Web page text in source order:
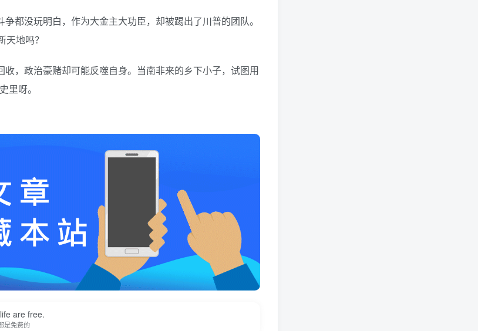
都没玩明白，作为大金主大功臣，却被踢出了川普的团队。
地吗？
，政治豪赌却可能反噬自身。当南非来的乡下小子，试图用
里呀。
are free.
是免费的